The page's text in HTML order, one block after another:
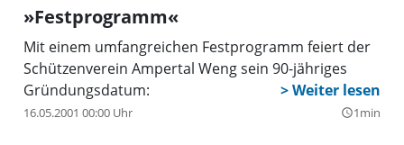
»Festprogramm«
Mit einem umfangreichen Festprogramm feiert der
Schützenverein Ampertal Weng sein 90-jähriges
Gründungsdatum:
16.05.2001 00:00 Uhr query_builder1min